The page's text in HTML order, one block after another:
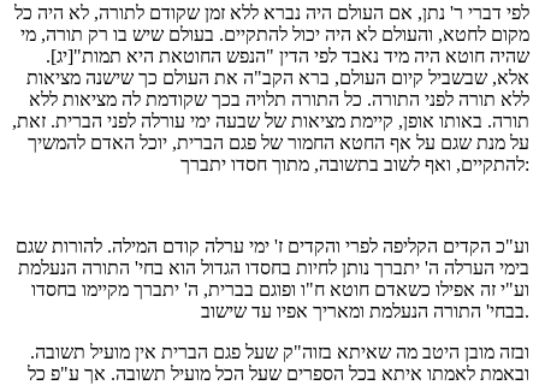
לפי דברי ר' נתן, אם העולם היה נברא ללא זמן שקודם לתורה, לא היה כל
מקום לחטא, והעולם לא היה יכול להתקיים. בעולם שיש בו רק תורה, מי
שהיה חוטא היה מיד נאבד לפי הדין "הנפש החוטאת היא תמות"[יג].
אלא, שבשביל קיום העולם, ברא הקב"ה את העולם כך שישנה מציאות
ללא תורה לפני התורה. כל התורה תלויה בכך שקודמת לה מציאות ללא
תורה. באותו אופן, קיימת מציאות של שבעה ימי עורלה לפני הברית. זאת,
על מנת שגם על אף החטא החמור של פגם הברית, יוכל האדם להמשיך
להתקיים, ואף לשוב בתשובה, מתוך חסדו יתברך:
וע"כ הקדים הקליפה לפרי והקדים ז' ימי ערלה קודם המילה. להורות שגם
בימי הערלה ה' יתברך נותן לחיות בחסדו הגדול הוא בחי' התורה הנעלמת
וע"י זה אפילו כשאדם חוטא ח"ו ופוגם בברית, ה' יתברך מקיימו בחסדו
בבחי' התורה הנעלמת ומאריך אפיו עד שישוב.
ובזה מובן היטב מה שאיתא בזוה"ק שעל פגם הברית אין מועיל תשובה.
ובאמת לאמתו איתא בכל הספרים שעל הכל מועיל תשובה. אך ע"פ כל